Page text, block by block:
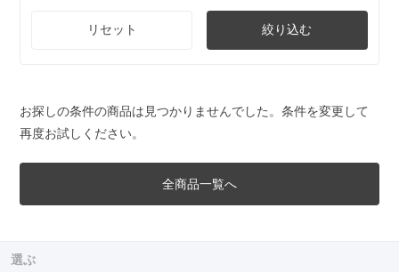
リセット 絞り込む
お探しの条件の商品は見つかりませんでした。条件を変更して
再度お試しください。
全商品一覧へ
選ぶ